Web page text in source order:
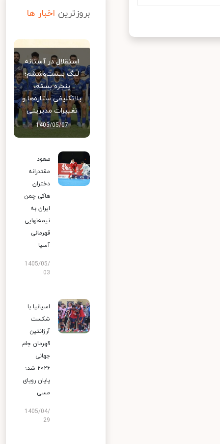
بروزترین اخبار ها
استقلال در آستانه
لیگ بیست‌وششم؛
پنجره بسته،
بلاتکلیفی ستاره‌ها و
تغییرات مدیریتی
1405/05/07
صعود
مقتدرانه
دختران
هاکی چمن
ایران به
نیمه‌نهایی
قهرمانی
آسیا
1405/05/
03
اسپانیا با
شکست
آرژانتین
قهرمان جام
جهانی
۲۰۲۶ شد؛
پایان رویای
مسی
1405/04/
29